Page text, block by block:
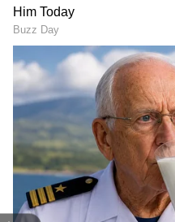
Avon E Lite
232-வாட் மோட்டார்
Lite மென்மையான
சவாரிகளை உறுதி
எலக்ட்ரிக் ஸ்கூட்டர்
நீண்ட பயணங்களில்